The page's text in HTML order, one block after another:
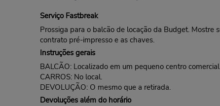
Serviço Fastbreak
Prossiga para o balcão de locação da Budget.
contrato pré-impresso e as chaves.
Instruções gerais
BALCÃO: Localizado em um pequeno centro
CARROS: No local.
DEVOLUÇÃO: O mesmo que a retirada.
Devoluções além do horário